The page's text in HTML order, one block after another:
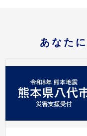
あなた